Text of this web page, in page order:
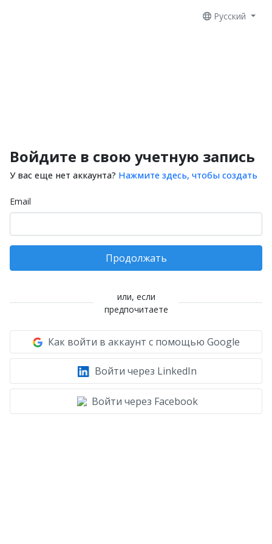
Русский
Войдите в свою учетную запись
У вас еще нет аккаунта? Нажмите здесь, чтобы создать
Email
Продолжать
или, если
предпочитаете
Как войти в аккаунт с помощью Google
Войти через LinkedIn
Войти через Facebook